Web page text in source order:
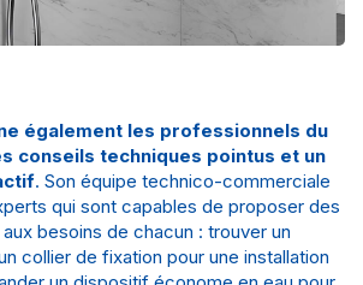
également les professionnels du
conseils techniques pointus et un
. Son équipe technico-commerciale
qui sont capables de proposer des
besoins de chacun : trouver un
collier de fixation pour une installation